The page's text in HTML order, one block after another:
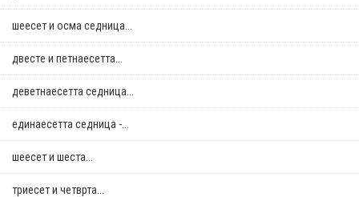
шеесет и осма седница...
двестe и петнаесетта...
деветнаесетта седница...
единаесетта седница -...
шеесет и шеста...
триесет и четврта...